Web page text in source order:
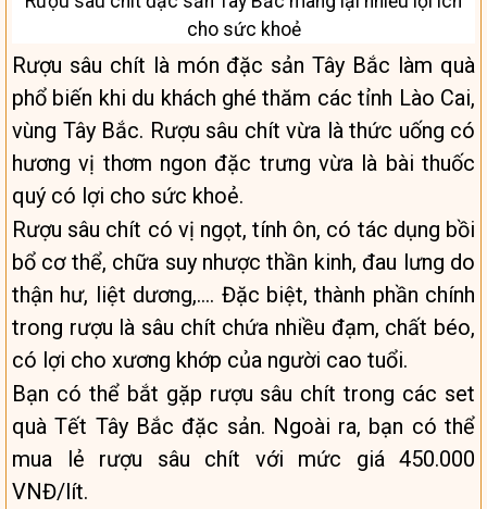
cho sức khoẻ
Rượu sâu chít là món đặc sản Tây Bắc làm quà
phổ biến khi du khách ghé thăm các tỉnh Lào Cai,
vùng Tây Bắc. Rượu sâu chít vừa là thức uống có
hương vị thơm ngon đặc trưng vừa là bài thuốc
quý có lợi cho sức khoẻ.
Rượu sâu chít có vị ngọt, tính ôn, có tác dụng bồi
bổ cơ thể, chữa suy nhược thần kinh, đau lưng do
thận hư, liệt dương,…. Đặc biệt, thành phần chính
trong rượu là sâu chít chứa nhiều đạm, chất béo,
có lợi cho xương khớp của người cao tuổi.
Bạn có thể bắt gặp rượu sâu chít trong các set
quà Tết Tây Bắc đặc sản. Ngoài ra, bạn có thể
mua lẻ rượu sâu chít với mức giá 450.000
VNĐ/lít.